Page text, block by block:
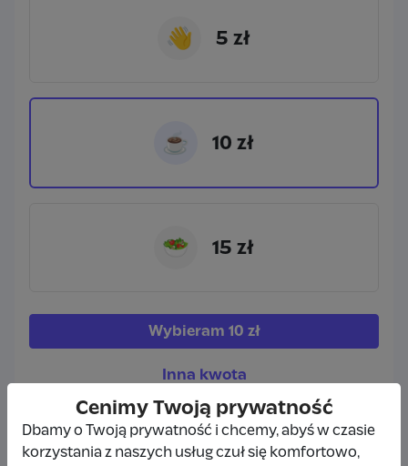
👋 5 zł
☕ 10 zł
🥗 15 zł
Wybieram 10 zł
Inna kwota
Cenimy Twoją prywatność
Dbamy o Twoją prywatność i chcemy, abyś w czasie
korzystania z naszych usług czuł się komfortowo,